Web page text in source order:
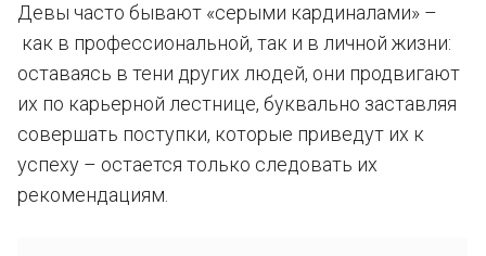
Девы часто бывают «серыми кардиналами» –
как в профессиональной, так и в личной жизни:
оставаясь в тени других людей, они продвигают
их по карьерной лестнице, буквально заставляя
совершать поступки, которые приведут их к
успеху – остается только следовать их
рекомендациям.